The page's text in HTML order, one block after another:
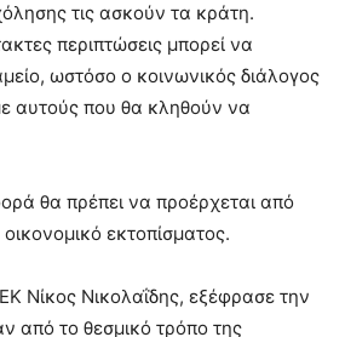
τις ασκούν τα κράτη.
περιπτώσεις μπορεί να
ωστόσο ο κοινωνικός διάλογος
αυτούς που θα κληθούν να
θα πρέπει να προέρχεται από
εκτοπίσματος.
Νίκος Νικολαΐδης, εξέφρασε την
από το θεσμικό τρόπο της